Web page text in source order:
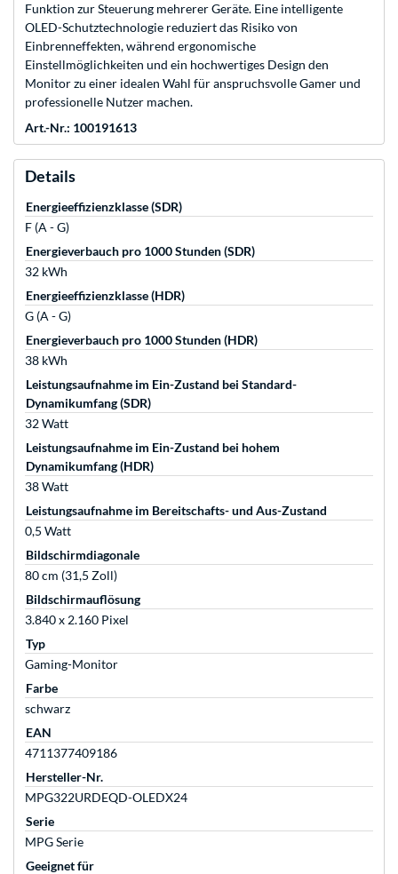
Funktion zur Steuerung mehrerer Geräte. Eine intelligente
OLED-Schutztechnologie reduziert das Risiko von
Einbrenneffekten, während ergonomische
Einstellmöglichkeiten und ein hochwertiges Design den
Monitor zu einer idealen Wahl für anspruchsvolle Gamer und
professionelle Nutzer machen.
Art.-Nr.: 100191613
Details
Energieeffizienzklasse (SDR)
F (A - G)
Energieverbauch pro 1000 Stunden (SDR)
32 kWh
Energieeffizienzklasse (HDR)
G (A - G)
Energieverbauch pro 1000 Stunden (HDR)
38 kWh
Leistungsaufnahme im Ein-Zustand bei Standard-
Dynamikumfang (SDR)
32 Watt
Leistungsaufnahme im Ein-Zustand bei hohem
Dynamikumfang (HDR)
38 Watt
Leistungsaufnahme im Bereitschafts- und Aus-Zustand
0,5 Watt
Bildschirmdiagonale
80 cm (31,5 Zoll)
Bildschirmauflösung
3.840 x 2.160 Pixel
Typ
Gaming-Monitor
Farbe
schwarz
EAN
4711377409186
Hersteller-Nr.
MPG322URDEQD-OLEDX24
Serie
MPG Serie
Geeignet für